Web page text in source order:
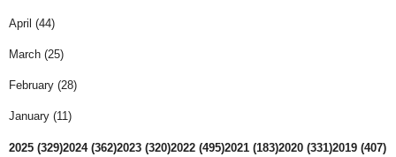
April (44)
March (25)
February (28)
January (11)
2025 (329)2024 (362)2023 (320)2022 (495)2021 (183)2020 (331)2019 (407)